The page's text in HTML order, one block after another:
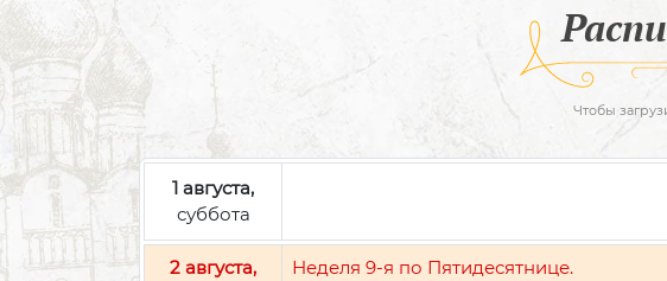
Чтобы
1 августа,
суббота
2 августа,
Неделя 9-я по Пятидесятнице.